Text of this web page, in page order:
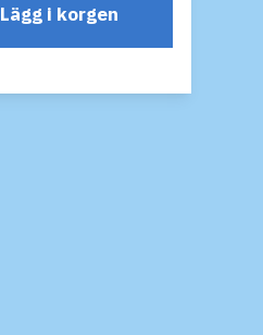
Lägg i korgen